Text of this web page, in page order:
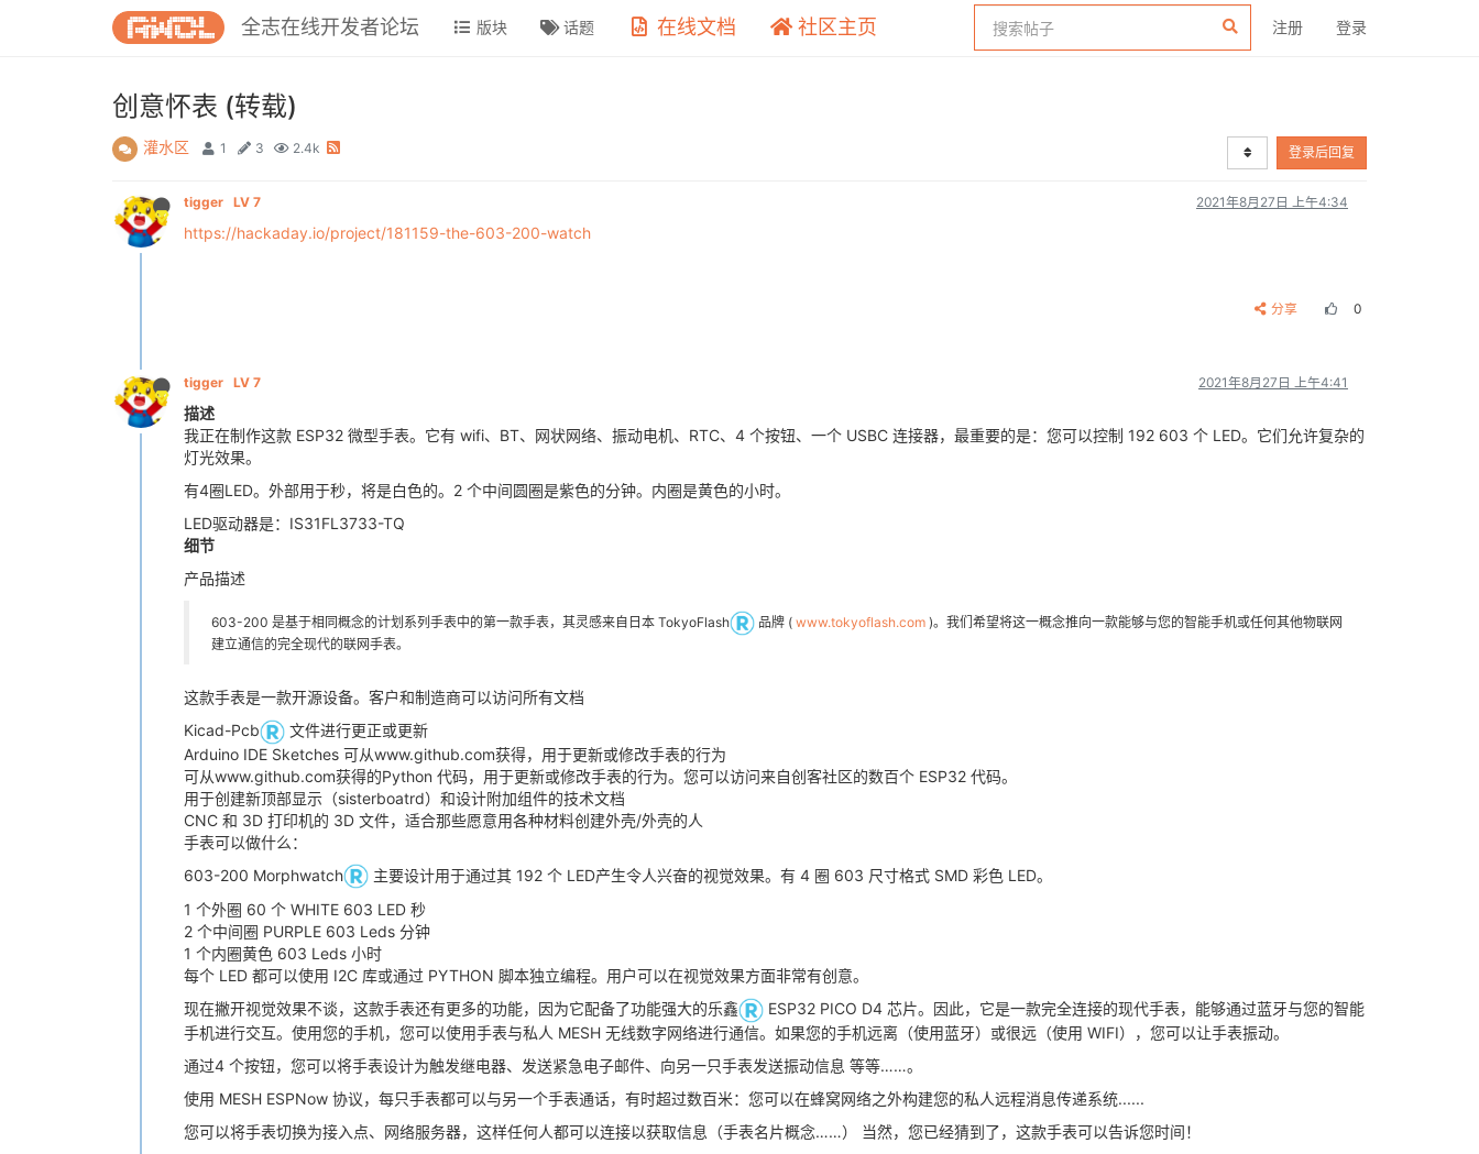
全志在线开发者论坛 注册 登录
版块 话题 在线文档 社区主页
创意怀表 (转载)
灌水区 1 3 2.4k 登录后回复
tigger LV 7 2021年8月27日 上午4:34
https://hackaday.io/project/181159-the-603-200-watch
分享 0
tigger LV 7 2021年8月27日 上午4:41
描述
我正在制作这款 ESP32 微型手表。它有 wifi、BT、网状网络、振动电机、RTC、4 个按钮、一个 USBC 连接器，最重要的是：您可以控制 192 603 个 LED。它们允许复杂的
灯光效果。
有4圈LED。外部用于秒，将是白色的。2 个中间圆圈是紫色的分钟。内圈是黄色的小时。
LED驱动器是：IS31FL3733-TQ
细节
产品描述
603-200 是基于相同概念的计划系列手表中的第一款手表，其灵感来自日本 TokyoFlash 品牌 ( www.tokyoflash.com )。我们希望将这一概念推向一款能够与您的智能手机或任何其他物联网
建立通信的完全现代的联网手表。
这款手表是一款开源设备。客户和制造商可以访问所有文档
Kicad-Pcb
文件进行更正或更新
Arduino IDE Sketches 可从www.github.com获得，用于更新或修改手表的行为
可从www.github.com获得的Python 代码，用于更新或修改手表的行为。您可以访问来自创客社区的数百个 ESP32 代码。
用于创建新顶部显示（sisterboatrd）和设计附加组件的技术文档
CNC 和 3D 打印机的 3D 文件，适合那些愿意用各种材料创建外壳/外壳的人
手表可以做什么：
603-200 Morphwatch
主要设计用于通过其 192 个 LED产生令人兴奋的视觉效果。有 4 圈 603 尺寸格式 SMD 彩色 LED。
1 个外圈 60 个 WHITE 603 LED 秒
2 个中间圈 PURPLE 603 Leds 分钟
1 个内圈黄色 603 Leds 小时
每个 LED 都可以使用 I2C 库或通过 PYTHON 脚本独立编程。用户可以在视觉效果方面非常有创意。
现在撇开视觉效果不谈，这款手表还有更多的功能，因为它配备了功能强大的乐鑫
ESP32 PICO D4 芯片。因此，它是一款完全连接的现代手表，能够通过蓝牙与您的智能
手机进行交互。使用您的手机，您可以使用手表与私人 MESH 无线数字网络进行通信。如果您的手机远离（使用蓝牙）或很远（使用 WIFI），您可以让手表振动。
通过4 个按钮，您可以将手表设计为触发继电器、发送紧急电子邮件、向另一只手表发送振动信息 等等……。
使用 MESH ESPNow 协议，每只手表都可以与另一个手表通话，有时超过数百米：您可以在蜂窝网络之外构建您的私人远程消息传递系统......
您可以将手表切换为接入点、网络服务器，这样任何人都可以连接以获取信息（手表名片概念……） 当然，您已经猜到了，这款手表可以告诉您时间！